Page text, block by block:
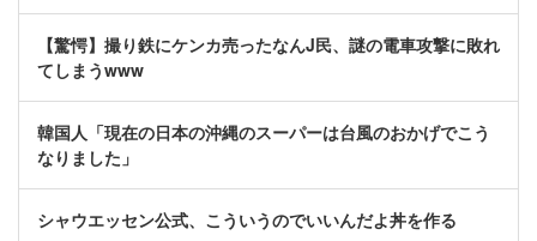
【驚愕】撮り鉄にケンカ売ったなんJ民、謎の電車攻撃に敗れ
てしまうwww
韓国人「現在の日本の沖縄のスーパーは台風のおかげでこう
なりました」
シャウエッセン公式、こういうのでいいんだよ丼を作る